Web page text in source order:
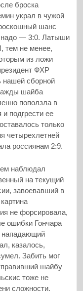
броска
украл в чужой
шанс
надо — 3:0. Латыши
тем не менее,
из ложи
ФХР
нашей сборной
шайба
поползла в
подгрести ее
только
четырехлетней
россиянам 2:9.
наблюдал
на текущий
завоевавший в
не форсировала,
ошибки Гончара
нападающий
казалось,
Забить мог
шайбу
тоже не
сложности.